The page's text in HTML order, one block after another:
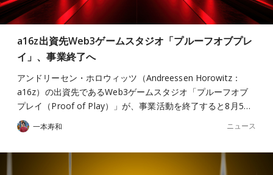
a16z出資先Web3ゲームスタジオ「プルーフオブプレ
イ」、事業終了へ
アンドリーセン・ホロウィッツ（Andreessen Horowitz：
a16z）の出資先であるWeb3ゲームスタジオ「プルーフオブ
プレイ（Proof of Play）」が、事業活動を終了すると8月5…
一本寿和 ニュース